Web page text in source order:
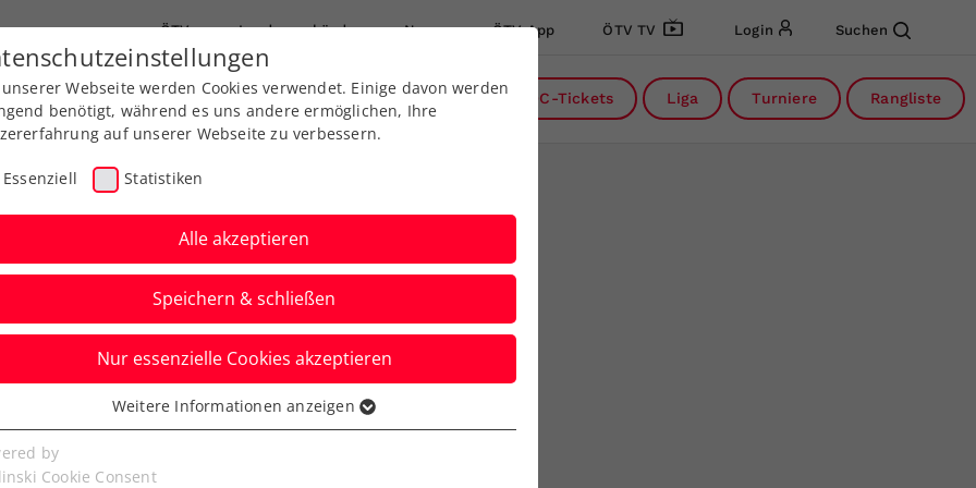
ÖTV Landesverbände News ÖTV App ÖTV TV Login Suchen
Ausbildung Services Über uns DC-Tickets Liga Turniere Rangliste
erstmals mit
ATP-Challenger
Webseite werden Cookies verwendet. Einige davon werden
benötigt, während es uns andere ermöglichen, Ihre
auf unserer Webseite zu verbessern.
Essenziell Statistiken
Alle akzeptieren
Speichern & schließen
Nur essenzielle Cookies akzeptieren
Cookies werden für grundlegende Funktionen der
benötigt. Dadurch ist gewährleistet, dass die Webseite
Weitere Informationen anzeigen
by
Cookie Consent